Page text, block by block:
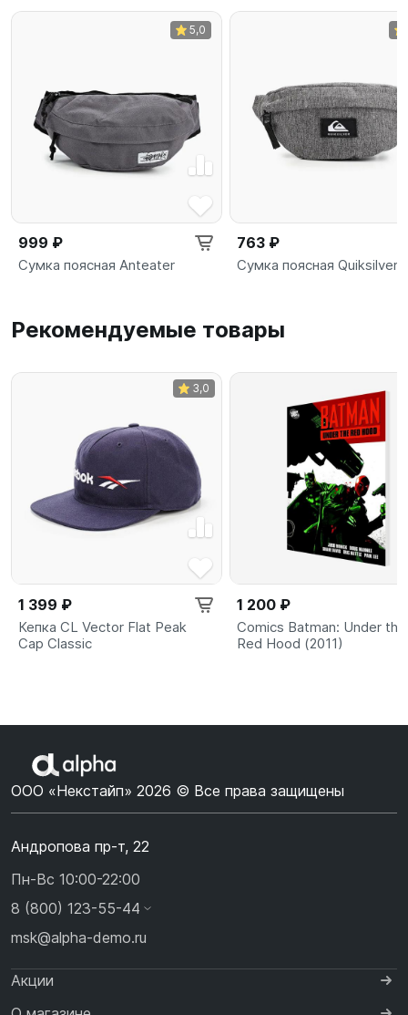
5,0
999 ₽
Сумка поясная Anteater
763 ₽
Сумка поясная Quiksilver
Рекомендуемые товары
3,0
1 399 ₽
Кепка CL Vector Flat Peak
Cap Сlassic
1 200 ₽
Comics Batman: Under the
Red Hood (2011)
ООО «Некстайп» 2026 © Все права защищены
Андропова пр-т, 22
Пн-Вс 10:00-22:00
8 (800) 123-55-44
msk@alpha-demo.ru
Акции